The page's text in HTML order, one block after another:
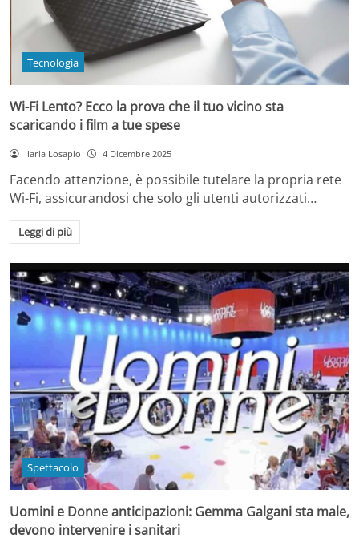
Tecnologia
Wi-Fi Lento? Ecco la prova che il tuo vicino sta
scaricando i film a tue spese
Ilaria Losapio 4 Dicembre 2025
Facendo attenzione, è possibile tutelare la propria rete
Wi-Fi, assicurandosi che solo gli utenti autorizzati…
Leggi di più
Spettacolo
Uomini e Donne anticipazioni: Gemma Galgani sta male,
devono intervenire i sanitari